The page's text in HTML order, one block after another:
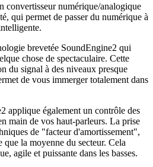
convertisseur numérique/analogique
qui permet de passer du numérique à
brevetée SoundEngine2 qui
chose de spectaculaire. Cette
du signal à des niveaux presque
de vous immerger totalement dans
applique également un contrôle des
main de vos haut-parleurs. La prise
de "facteur d'amortissement",
la moyenne du secteur. Cela
agile et puissante dans les basses.